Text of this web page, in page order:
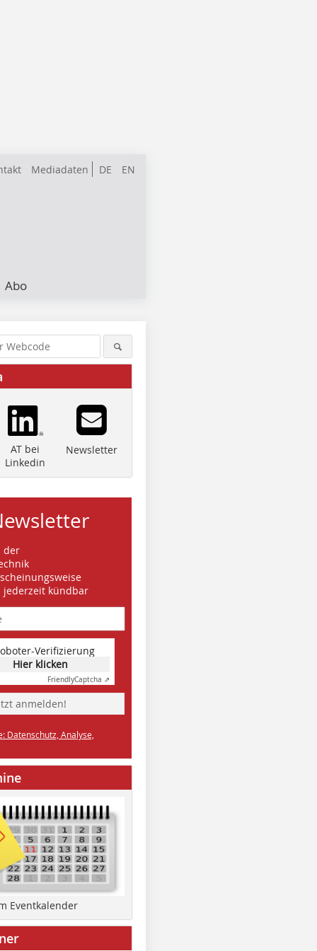
DE EN
Mediadaten
Abo
AT bei
Linkedin
Newsletter
der
jederzeit kündbar
Verifizierung
Hier klicken
FriendlyCaptcha ⇗
anmelden!
Datenschutz, Analyse,
Eventkalender